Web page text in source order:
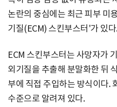
논란의 중심에는 최근 피부 미
기질(ECM) 스킨부스터'가 있
ECM 스킨부스터는 사망자가
외기질을 추출해 분말화한 뒤
부에 직접 주입하는 방식이다.
수준으로 알려져 있다.